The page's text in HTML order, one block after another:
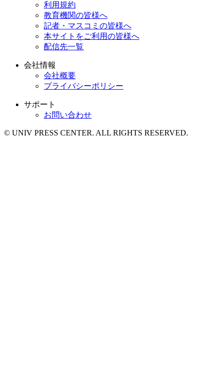
利用規約
教育機関の皆様へ
記者・マスコミの皆様へ
本サイトをご利用の皆様へ
配信先一覧
会社情報
会社概要
プライバシーポリシー
サポート
お問い合わせ
© UNIV PRESS CENTER. ALL RIGHTS RESERVED.